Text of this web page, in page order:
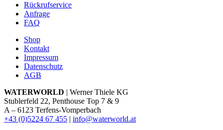
Rückrufservice
Anfrage
FAQ
Shop
Kontakt
Impressum
Datenschutz
AGB
WATERWORLD | Werner Thiele KG
Stublerfeld 22, Penthouse Top 7 & 9
A – 6123 Terfens-Vomperbach
+43 (0)5224 67 455 | info@waterworld.at